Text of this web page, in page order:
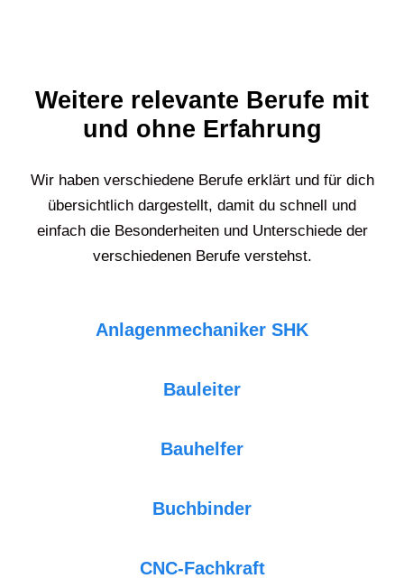
Weitere relevante Berufe mit
und ohne Erfahrung
Wir haben verschiedene Berufe erklärt und für dich
übersichtlich dargestellt, damit du schnell und
einfach die Besonderheiten und Unterschiede der
verschiedenen Berufe verstehst.
Anlagenmechaniker SHK
Bauleiter
Bauhelfer
Buchbinder
CNC-Fachkraft